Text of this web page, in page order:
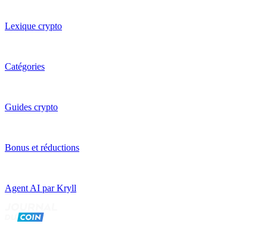
Lexique crypto
Catégories
Guides crypto
Bonus et réductions
Agent AI par Kryll